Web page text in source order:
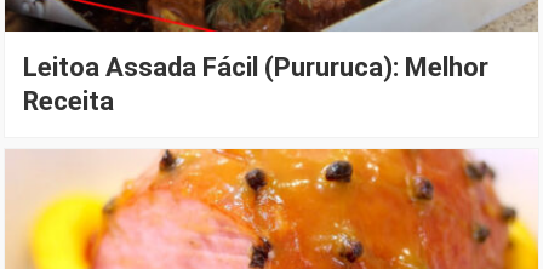
Leitoa Assada Fácil (Pururuca): Melhor
Receita